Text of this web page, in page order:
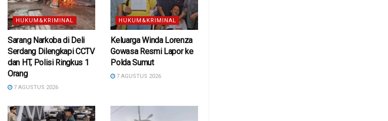
HUKUM&KRIMINAL
Sarang Narkoba di Deli
Serdang Dilengkapi CCTV
dan HT, Polisi Ringkus 1
Orang
7 AGUSTUS 2026
HUKUM&KRIMINAL
Keluarga Winda Lorenza
Gowasa Resmi Lapor ke
Polda Sumut
7 AGUSTUS 2026